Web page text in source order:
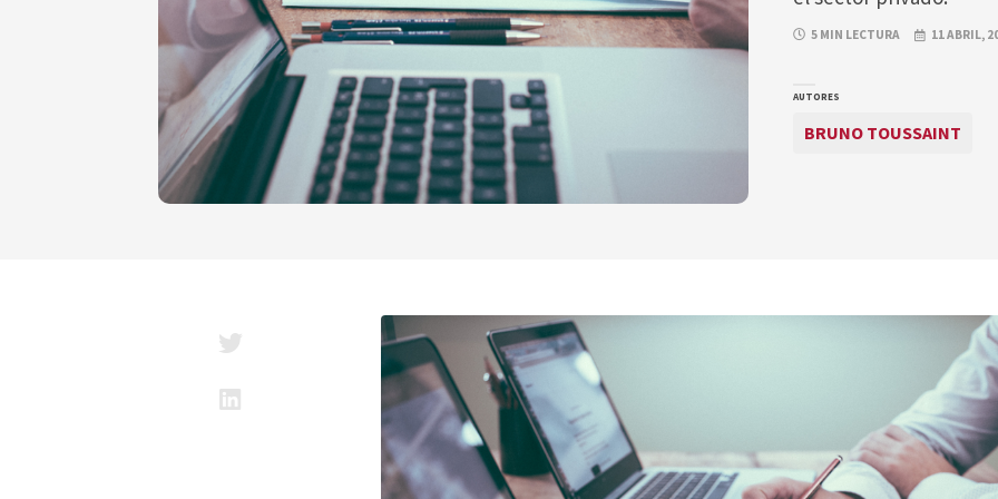
5 MIN LECTURA 11 ABRIL,
AUTORES
BRUNO TOUSSAINT